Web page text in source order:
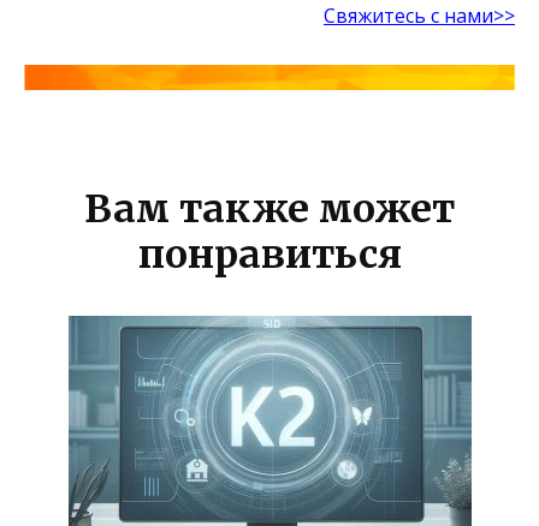
Свяжитесь с нами>>
Вам также может
понравиться